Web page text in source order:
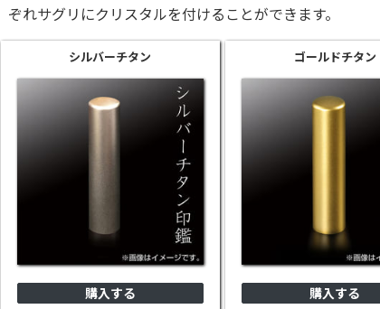
ぞれサグリにクリスタルを付けることができます。
シルバーチタン
購入する
ゴールドチタン
購入する